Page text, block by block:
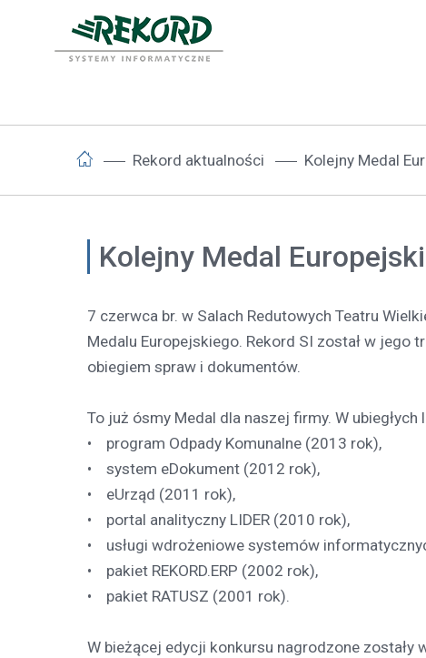
Rekord aktualności Kolejny Medal
Kolejny Medal
7 czerwca br. w Salach Redutowych Teatru
Medalu Europejskiego. Rekord SI został w jego
obiegiem spraw i dokumentów.
To już ósmy Medal dla naszej firmy. W ubiegłych
• program Odpady Komunalne (2013 rok),
• system eDokument (2012 rok),
• eUrząd (2011 rok),
• portal analityczny LIDER (2010 rok),
• usługi wdrożeniowe systemów
• pakiet REKORD.ERP (2002 rok),
• pakiet RATUSZ (2001 rok).
W bieżącej edycji konkursu nagrodzone zostały